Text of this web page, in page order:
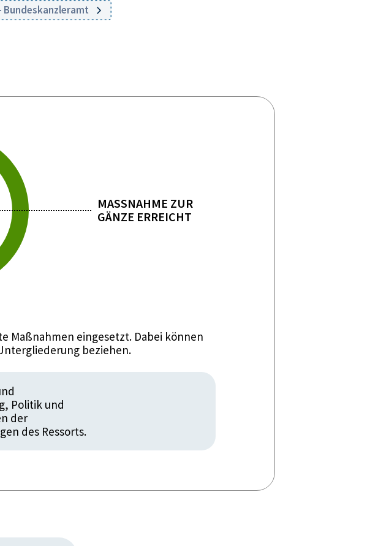
Bundeskanzleramt
MASSNAHME ZUR
GÄNZE ERREICHT
Maßnahmen eingesetzt. Dabei können
beziehen.
Politik und
der
des Ressorts.